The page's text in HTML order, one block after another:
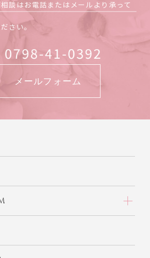
談はお電話またはメールより承って
さい。
メールフォーム